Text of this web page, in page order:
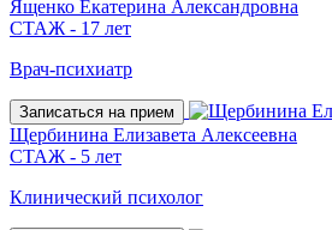
Ященко Екатерина Александровна
СТАЖ - 17 лет
Врач-психиатр
Записаться на прием
Щербинина Елизавета Алексеевна
СТАЖ - 5 лет
Клинический психолог